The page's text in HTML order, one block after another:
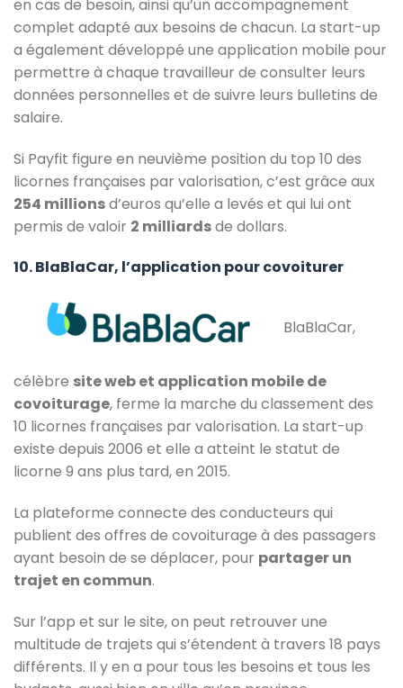
en cas de besoin, ainsi qu’un accompagnement
complet adapté aux besoins de chacun. La start-up
a également développé une application mobile pour
permettre à chaque travailleur de consulter leurs
données personnelles et de suivre leurs bulletins de
salaire.
Si Payfit figure en neuvième position du top 10 des
licornes françaises par valorisation, c’est grâce aux
254 millionsd’euros qu’elle a levés et qui lui ont
permis de valoir 2 milliardsde dollars.
10. BlaBlaCar, l’application pour covoiturer
BlaBlaCar,
célèbre site web et application mobile de
covoiturage, ferme la marche du classement des
10 licornes françaises par valorisation. La start-up
existe depuis 2006 et elle a atteint le statut de
licorne 9 ans plus tard, en 2015.
La plateforme connecte des conducteurs qui
publient des offres de covoiturage à des passagers
ayant besoin de se déplacer, pour partager un
trajet en commun.
Sur l’app et sur le site, on peut retrouver une
multitude de trajets qui s’étendent à travers 18 pays
différents. Il y en a pour tous les besoins et tous les